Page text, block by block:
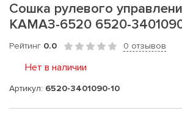
Сошка рулевого
КАМАЗ-6520 6520-
Рейтинг 0.0 0 отзывов
Нет в наличии
Артикул: 6520-3401090-10